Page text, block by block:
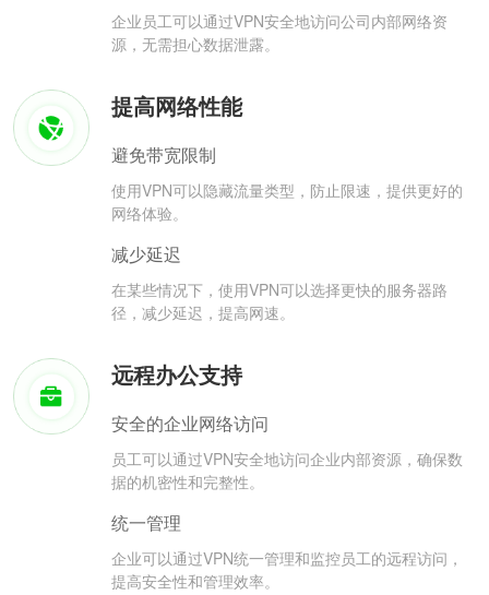
企业员工可以通过VPN安全地访问公司内部网络资
源，无需担心数据泄露。
提高网络性能
避免带宽限制
使用VPN可以隐藏流量类型，防止限速，提供更好的
网络体验。
减少延迟
在某些情况下，使用VPN可以选择更快的服务器路
径，减少延迟，提高网速。
远程办公支持
安全的企业网络访问
员工可以通过VPN安全地访问企业内部资源，确保数
据的机密性和完整性。
统一管理
企业可以通过VPN统一管理和监控员工的远程访问，
提高安全性和管理效率。